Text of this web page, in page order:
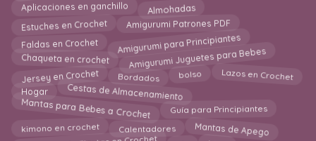
Aplicaciones en ganchillo Almohadas
Estuches en Crochet Amigurumi Patrones PDF
Faldas en Crochet Amigurumi para Principiantes
Chaqueta en crochet Amigurumi Juguetes para Bebes
Jersey en Crochet Bordados bolso Lazos en Crochet
Hogar Cestas de Almacenamiento
Mantas para Bebes a Crochet Guía para Principiantes
kimono en crochet Calentadores Mantas de Apego